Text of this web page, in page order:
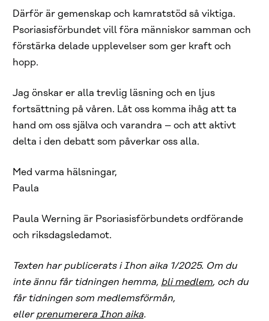
Därför är gemenskap och kamratstöd så viktiga.
Psoriasisförbundet vill föra människor samman och
förstärka delade upplevelser som ger kraft och
hopp.
Jag önskar er alla trevlig läsning och en ljus
fortsättning på våren. Låt oss komma ihåg att ta
hand om oss själva och varandra – och att aktivt
delta i den debatt som påverkar oss alla.
Med varma hälsningar,
Paula
Paula Werning är Psoriasisförbundets ordförande
och riksdagsledamot.
Texten har publicerats i Ihon aika 1/2025. Om du
inte ännu får tidningen hemma, bli medlem, och du
får tidningen som medlemsförmån,
ellerprenumerera Ihon aika.